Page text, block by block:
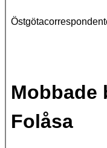
Mobbade
Folåsa